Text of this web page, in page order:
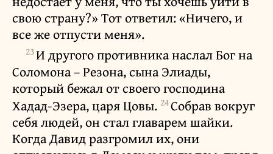
свою страну?» Тот ответил: «Ничего, и
все же отпусти меня».
23И другого противника наслал Бог на
Соломона – Резона, сына Элиады,
который бежал от своего господина
Хадад-Эзера, царя Цовы. 24Собрав вокруг
себя людей, он стал главарем шайки.
Когда Давид разгромил их, они